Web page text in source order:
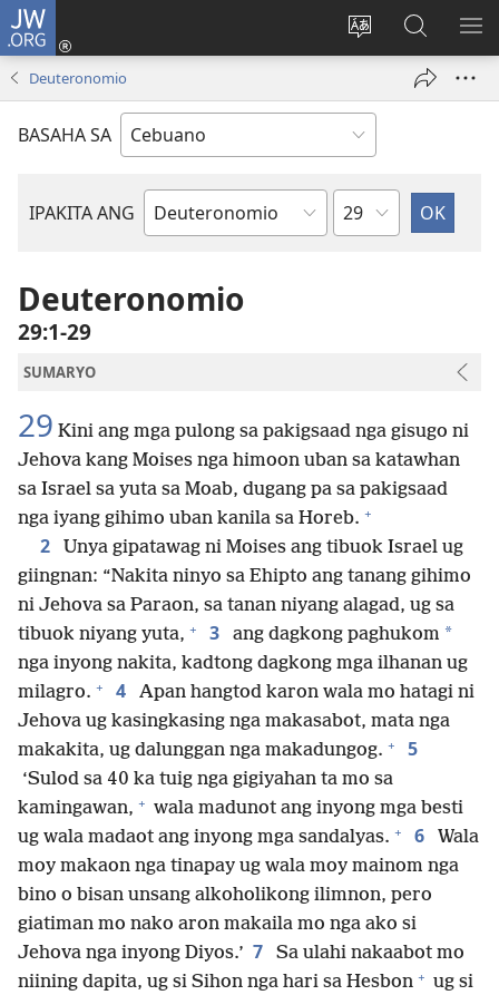
JW.ORG
Ilisi
pinulongan
sa
site
Log
ug
window)
Pangitaa
sa
JW.ORG
Deuteronomio
BASAHA SA
IPAKITA ANG
Basahon
Kapitulo
Deuteronomio
29:1-29
SUMARYO
29 Kini ang mga pulong sa pakigsaad nga gisugo ni
Jehova kang Moises nga himoon uban sa katawhan
sa Israel sa yuta sa Moab, dugang pa sa pakigsaad
nga iyang gihimo uban kanila sa Horeb. +
2
Unya gipatawag ni Moises ang tibuok Israel ug
giingnan: “Nakita ninyo sa Ehipto ang tanang gihimo
ni Jehova sa Paraon, sa tanan niyang alagad, ug sa
tibuok niyang yuta, + 3 ang dagkong paghukom *
nga inyong nakita, kadtong dagkong mga ilhanan ug
milagro. + 4
Apan hangtod karon wala mo hatagi ni
Jehova ug kasingkasing nga makasabot, mata nga
makakita, ug dalunggan nga makadungog. + 5
‘Sulod sa 40 ka tuig nga gigiyahan ta mo sa
kamingawan, + wala madunot ang inyong mga besti
ug wala madaot ang inyong mga sandalyas. + 6
Wala
moy makaon nga tinapay ug wala moy mainom nga
bino o bisan unsang alkoholikong ilimnon, pero
giatiman mo nako aron makaila mo nga ako si
Jehova nga inyong Diyos.’ 7
Sa ulahi nakaabot mo
niining dapita, ug si Sihon nga hari sa Hesbon + ug si